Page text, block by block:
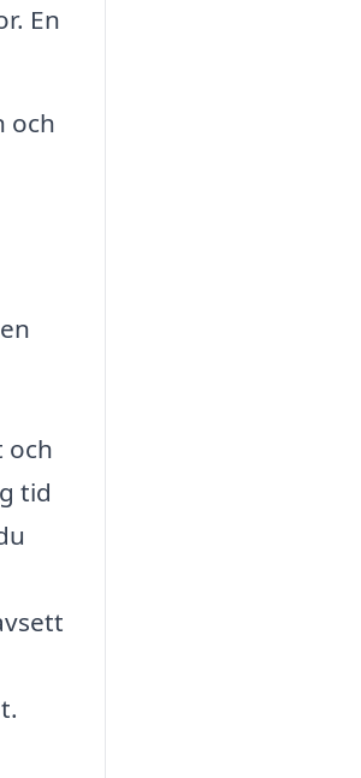
En
och
och
tid